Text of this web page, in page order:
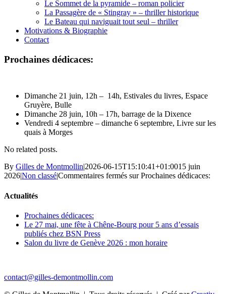
Le Sommet de la pyramide – roman policier
La Passagère de « Stingray » – thriller historique
Le Bateau qui naviguait tout seul – thriller
Motivations & Biographie
Contact
Prochaines dédicaces:
Dimanche 21 juin, 12h – 14h, Estivales du livres, Espace
Gruyère, Bulle
Dimanche 28 juin, 10h – 17h, barrage de la Dixence
Vendredi 4 septembre – dimanche 6 septembre, Livre sur les
quais à Morges
No related posts.
By Gilles de Montmollin|2026-06-15T15:10:41+01:0015 juin
2026|Non classé|Commentaires fermés sur Prochaines dédicaces:
Actualités
Prochaines dédicaces:
Le 27 mai, une fête à Chêne-Bourg pour 5 ans d’essais
publiés chez BSN Press
Salon du livre de Genève 2026 : mon horaire
contact@gilles-demontmollin.com